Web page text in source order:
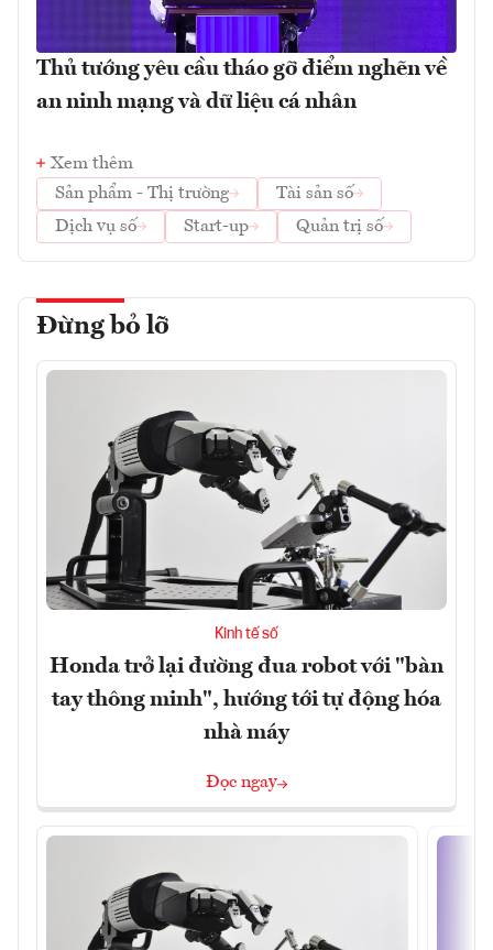
Thủ tướng yêu cầu tháo gỡ điểm nghẽn về
an ninh mạng và dữ liệu cá nhân
Xem thêm
Sản phẩm - Thị trường
Tài sản số
Dịch vụ số
Start-up Quản trị số
Đừng bỏ lỡ
Kinh tế số
Honda trở lại đường đua robot với "bàn
tay thông minh", hướng tới tự động hóa
nhà máy
Đọc ngay